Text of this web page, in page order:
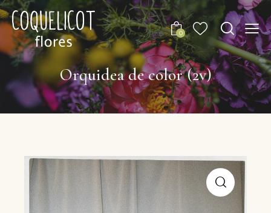
0
Orquidea de color (2v)